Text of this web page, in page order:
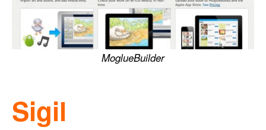
MoglueBuilder
Sigil